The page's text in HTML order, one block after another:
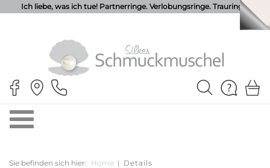
Ich liebe, was ich tue! Partnerringe. Verlobungsringe. Trauringe.
Sie befinden sich hier: Home | Details